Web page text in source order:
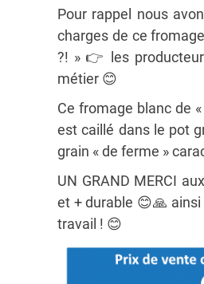
Pour rappel nous
charges de ce
?! » 👉 les
métier 😊
Ce fromage blanc de
est caillé dans le pot
grain « de ferme »
UN GRAND MERCI
et + durable 😊🙏
travail ! 😊